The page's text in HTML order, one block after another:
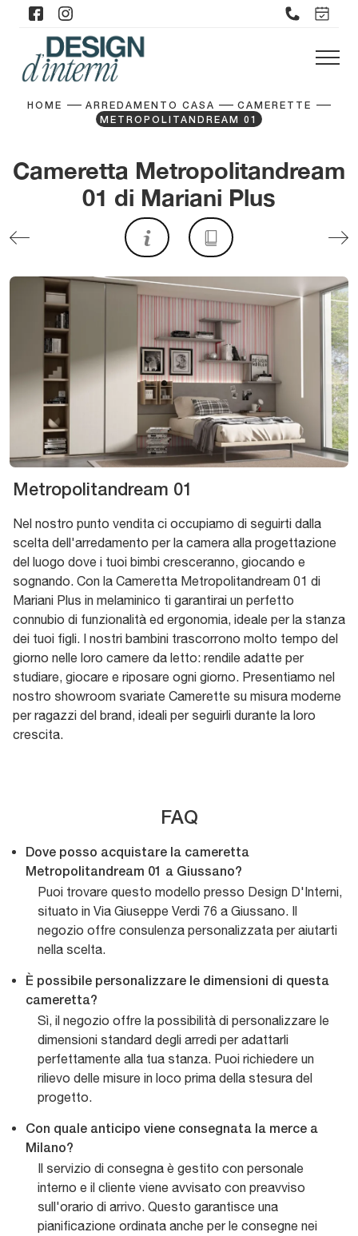
HOME ARREDAMENTO CASA
CAMERETTE
METROPOLITANDREAM 01
Cameretta Metropolitandream
01 di Mariani Plus
Metropolitandream 01
Nel nostro punto vendita ci occupiamo di seguirti dalla
scelta dell'arredamento per la camera alla progettazione
del luogo dove i tuoi bimbi cresceranno, giocando e
sognando. Con la Cameretta Metropolitandream 01 di
Mariani Plus in melaminico ti garantirai un perfetto
connubio di funzionalità ed ergonomia, ideale per la stanza
dei tuoi figli. I nostri bambini trascorrono molto tempo del
giorno nelle loro camere da letto: rendile adatte per
studiare, giocare e riposare ogni giorno. Presentiamo nel
nostro showroom svariate Camerette su misura moderne
per ragazzi del brand, ideali per seguirli durante la loro
crescita.
FAQ
Dove posso acquistare la cameretta
Metropolitandream 01 a Giussano?
Puoi trovare questo modello presso Design D'Interni,
situato in Via Giuseppe Verdi 76 a Giussano. Il
negozio offre consulenza personalizzata per aiutarti
nella scelta.
È possibile personalizzare le dimensioni di questa
cameretta?
Sì, il negozio offre la possibilità di personalizzare le
dimensioni standard degli arredi per adattarli
perfettamente alla tua stanza. Puoi richiedere un
rilievo delle misure in loco prima della stesura del
progetto.
Con quale anticipo viene consegnata la merce a
Milano?
Il servizio di consegna è gestito con personale
interno e il cliente viene avvisato con preavviso
sull'orario di arrivo. Questo garantisce una
pianificazione ordinata anche per le consegne nei